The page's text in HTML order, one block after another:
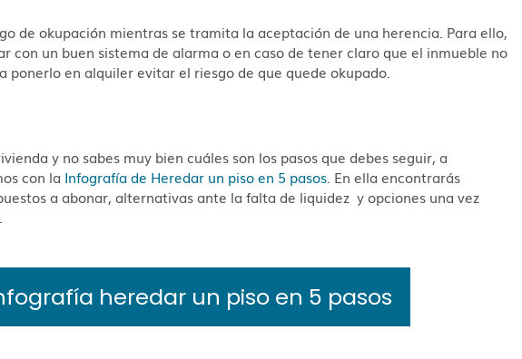
de okupación mientras se tramita la aceptación de una herencia. Para ello,
con un buen sistema de alarma o en caso de tener claro que el inmueble no
ponerlo en alquiler evitar el riesgo de que quede okupado.
y no sabes muy bien cuáles son los pasos que debes seguir, a
con la Infografía de Heredar un piso en 5 pasos . En ella encontrarás
a abonar, alternativas ante la falta de liquidez y opciones una vez
heredar un piso en 5 pasos